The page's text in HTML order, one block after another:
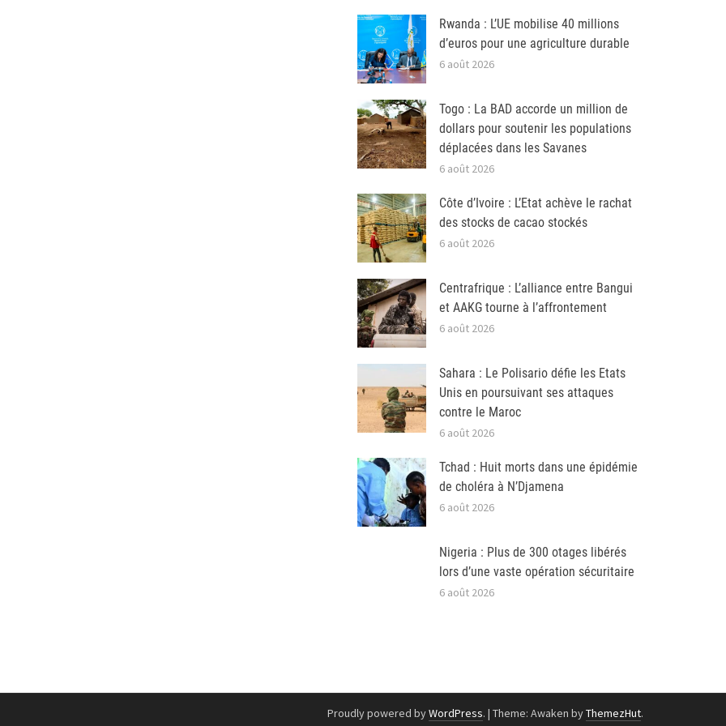
Rwanda : L’UE mobilise 40 millions
d’euros pour une agriculture durable
6 août 2026
Togo : La BAD accorde un million de
dollars pour soutenir les populations
déplacées dans les Savanes
6 août 2026
Côte d’Ivoire : L’Etat achève le rachat
des stocks de cacao stockés
6 août 2026
Centrafrique : L’alliance entre Bangui
et AAKG tourne à l’affrontement
6 août 2026
Sahara : Le Polisario défie les Etats
Unis en poursuivant ses attaques
contre le Maroc
6 août 2026
Tchad : Huit morts dans une épidémie
de choléra à N’Djamena
6 août 2026
Nigeria : Plus de 300 otages libérés
lors d’une vaste opération sécuritaire
6 août 2026
Proudly powered byWordPress. | Theme: Awaken byThemezHut.